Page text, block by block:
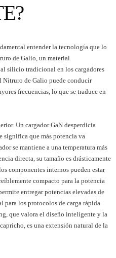
entender la tecnología que lo
de Galio, un material
silicio tradicional en los cargadores
Nitruro de Galio puede conducir
frecuencias, lo que se traduce en
Un cargador GaN desperdicia
significa que más potencia va
se mantiene a una temperatura más
directa, su tamaño es drásticamente
componentes internos pueden estar
compacto para la potencia
entregar potencias elevadas de
para los protocolos de carga rápida
que valora el diseño inteligente y la
es una extensión natural de la